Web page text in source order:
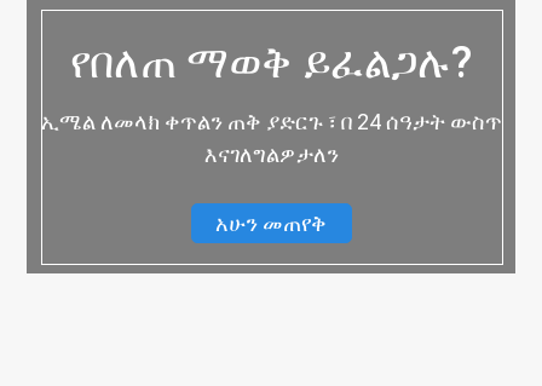
የበለጠ ማወቅ ይፈልጋሉ?
ኢሜል ለመላክ ቀጥልን ጠቅ ያድርጉ ፣ በ 24 ሰዓታት ውስጥ
እናገለግልዎታለን
አሁን መጠየቅ